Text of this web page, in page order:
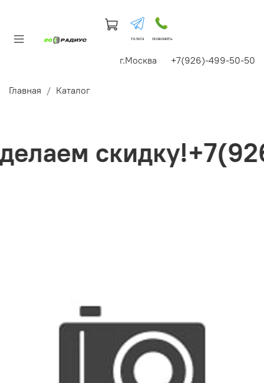
телега позвонить
г.Москва +7(926)-499-50-50
Главная Каталог